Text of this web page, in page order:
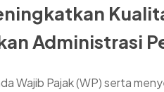
Administrasi
Wajib Pajak (WP) serta